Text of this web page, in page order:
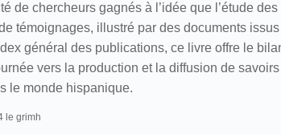
de chercheurs gagnés à l’idée que l’étude des
témoignages, illustré par des documents issus
général des publications, ce livre offre le
vers la production et la diffusion de savoirs
le monde hispanique.